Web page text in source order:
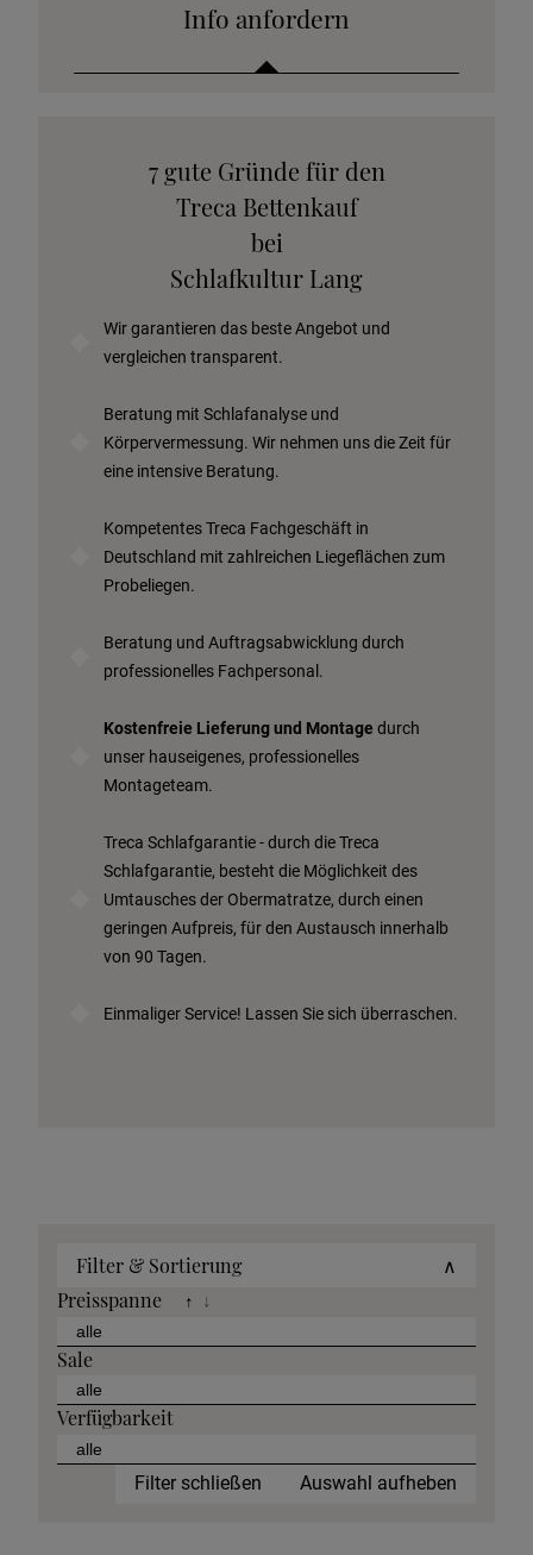
Info anfordern
Stoffkollektion anfordern
Telefonische Beratung anfordern
Angebot anfordern
Probeschlafen im Hotel
7 gute Gründe für den
Treca Bettenkauf
bei
Schlafkultur Lang
Wir garantieren das beste Angebot und
vergleichen transparent.
Beratung mit Schlafanalyse und
Körpervermessung. Wir nehmen uns die Zeit für
eine intensive Beratung.
Kompetentes Treca Fachgeschäft in
Deutschland mit zahlreichen Liegeflächen zum
Probeliegen.
Beratung und Auftragsabwicklung durch
professionelles Fachpersonal.
Kostenfreie Lieferung und Montage durch
unser hauseigenes, professionelles
Montageteam.
Treca Schlafgarantie - durch die Treca
Schlafgarantie, besteht die Möglichkeit des
Umtausches der Obermatratze, durch einen
geringen Aufpreis, für den Austausch innerhalb
von 90 Tagen.
Einmaliger Service! Lassen Sie sich überraschen.
Filter & Sortierung
∧
Preisspanne
↑ ↓
Sale
Verfügbarkeit
Filter schließen Auswahl aufheben